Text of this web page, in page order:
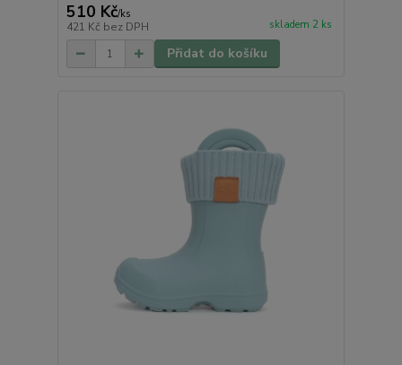
510 Kč/ks
421 Kč bez DPH skladem 2 ks
Přidat do košíku